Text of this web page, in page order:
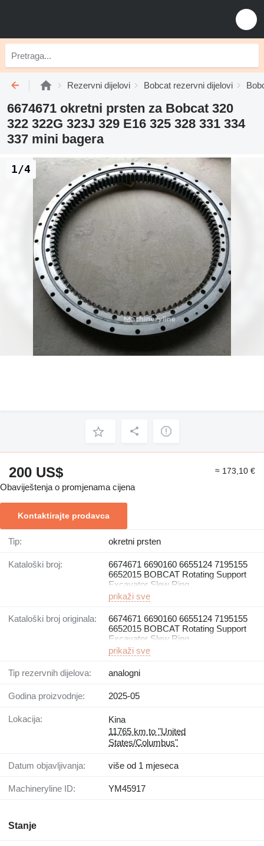
Rezervni dijelovi Bobcat rezervni dijelovi
6674671 okretni prsten za Bobcat 320
322 322G 323J 329 E16 325 328 331 334
337 mini bagera
1/4
200 US$ ≈ 173,10 €
Obaviještenja o promjenama cijena
Kontaktirajte prodavca
Tip: okretni prsten
Kataloški broj:
6674671 6690160 6655124 7195155
6652015 BOBCAT Rotating Support
Excavator Slew Ring
prikaži sve
Kataloški broj originala:
6674671 6690160 6655124 7195155
6652015 BOBCAT Rotating Support
Excavator Slew Ring
prikaži sve
Tip rezervnih dijelova: analogni
Godina proizvodnje: 2025-05
Lokacija:
Kina
11765 km to "United
States/Columbus"
Datum objavljivanja: više od 1 mjeseca
Machineryline ID: YM45917
Stanje